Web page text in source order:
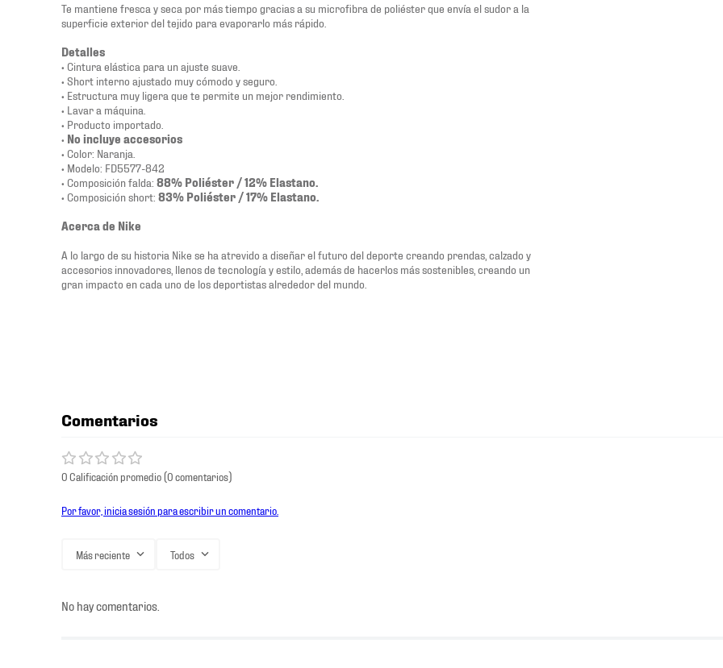
Te mantiene fresca y seca por más tiempo gracias a su microfibra de poliéster que envía el sudor a la
superficie exterior del tejido para evaporarlo más rápido.
Detalles
• Cintura elástica para un ajuste suave.
• Short interno ajustado muy cómodo y seguro.
• Estructura muy ligera que te permite un mejor rendimiento.
• Lavar a máquina.
• Producto importado.
• No incluye accesorios
• Color: Naranja.
• Modelo: FD5577-842
• Composición falda: 88% Poliéster / 12% Elastano.
• Composición short: 83% Poliéster / 17% Elastano.
Acerca de Nike
A lo largo de su historia Nike se ha atrevido a diseñar el futuro del deporte creando prendas, calzado y
accesorios innovadores, llenos de tecnología y estilo, además de hacerlos más sostenibles, creando un
gran impacto en cada uno de los deportistas alrededor del mundo.
Comentarios
0 Calificación promedio(0 comentarios)
Por favor, inicia sesión para escribir un comentario.
Más reciente Todos
No hay comentarios.